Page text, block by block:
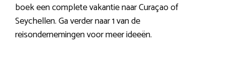
boek een complete vakantie naar Curaçao of
Seychellen. Ga verder naar 1 van de
reisondernemingen voor meer ideeën.